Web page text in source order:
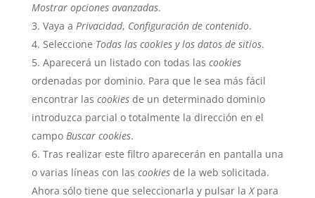
Mostrar opciones avanzadas.
Vaya a Privacidad, Configuración de contenido.
Seleccione Todas las cookiesy los datos de sitios.
Aparecerá un listado con todas las cookies
ordenadas por dominio. Para que le sea más fácil
encontrar las cookiesde un determinado dominio
introduzca parcial o totalmente la dirección en el
campo Buscar cookies.
Tras realizar este filtro aparecerán en pantalla una
o varias líneas con las cookiesde la web solicitada.
Ahora sólo tiene que seleccionarla y pulsar laXpara